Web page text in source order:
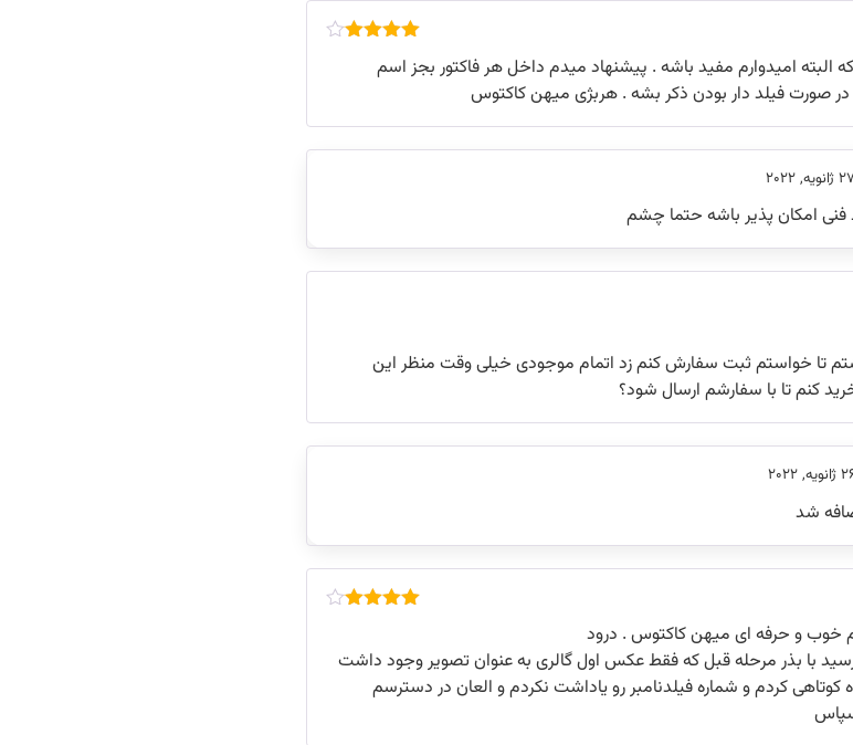
از 5
امیدوارم مفید باشه . پیشنهاد میدم داخل هر فاکتور بجز اسم
فیلد دار بودن ذکر بشه . هربژی میهن کاکتوس
27 ژانویه, 2022
فنی امکان پذیر باشه حتما چشم
تا خواستم ثبت سفارش کنم زد اتمام موجودی خیلی وقت منظر این
کنم تا با سفارشم ارسال شود؟
2022
شد
و حرفه ای میهن کاکتوس . درود
رسید با بذر مرحله قبل که فقط عکس اول گالری به عنوان تصویر وجود داشت
کردم و شماره فیلدنامبر رو یاداشت نکردم و العان در دسترسم